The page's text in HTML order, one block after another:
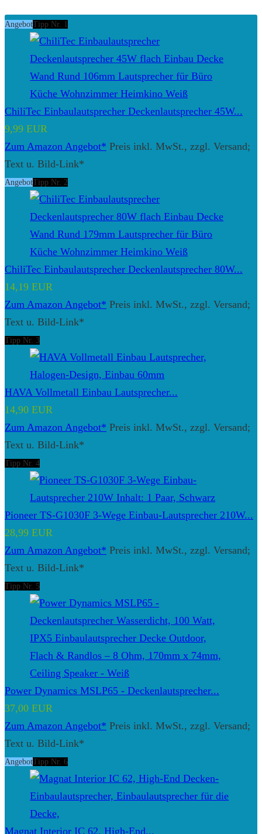
AngebotTipp Nr. 1
ChiliTec Einbaulautsprecher Deckenlautsprecher 45W...
9,99 EUR
Zum Amazon Angebot* Preis inkl. MwSt., zzgl. Versand;
Text u. Bild-Link*
AngebotTipp Nr. 2
ChiliTec Einbaulautsprecher Deckenlautsprecher 80W...
14,19 EUR
Zum Amazon Angebot* Preis inkl. MwSt., zzgl. Versand;
Text u. Bild-Link*
Tipp Nr. 3
HAVA Vollmetall Einbau Lautsprecher...
14,90 EUR
Zum Amazon Angebot* Preis inkl. MwSt., zzgl. Versand;
Text u. Bild-Link*
Tipp Nr. 4
Pioneer TS-G1030F 3-Wege Einbau-Lautsprecher 210W...
28,99 EUR
Zum Amazon Angebot* Preis inkl. MwSt., zzgl. Versand;
Text u. Bild-Link*
Tipp Nr. 5
Power Dynamics MSLP65 - Deckenlautsprecher...
37,00 EUR
Zum Amazon Angebot* Preis inkl. MwSt., zzgl. Versand;
Text u. Bild-Link*
AngebotTipp Nr. 6
Magnat Interior IC 62, High-End...